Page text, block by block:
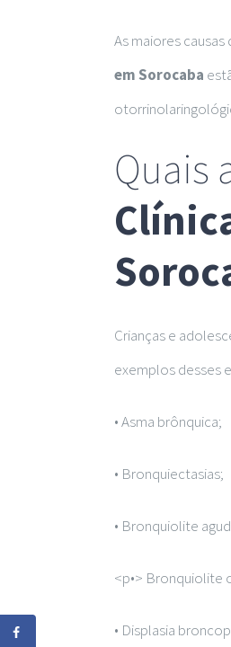
As maiores
em Sorocaba
Quais
Crianças e
exemplos desses
• Asma brônquica;
• Bronquiectasias;
• Bronquiolite
<p•> Bronquiolite
• Displasia